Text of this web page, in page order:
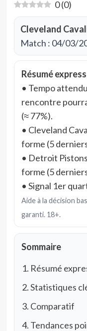
0(0)
Cleveland
Match : 04/03/
Résumé express
• Tempo
rencontre
(≈ 77%).
• Cleveland
forme (5
• Detroit
forme (5
• Signal 1er
Aide à la décision
garanti. 18+.
Sommaire
Résumé
Statistiques
Comparatif
Tendances